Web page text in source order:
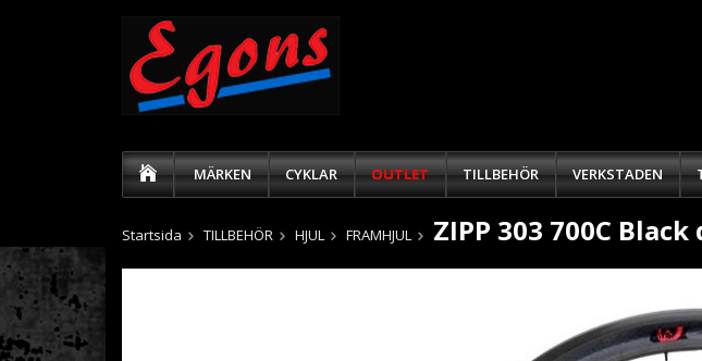
MÄRKEN CYKLAR OUTLET TILLBEHÖR VERKSTADEN
Startsida TILLBEHÖR HJUL FRAMHJUL ZIPP 303 700C Black